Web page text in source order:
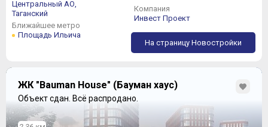
Центральный АО,
Таганский
Ближайшее метро
Площадь Ильича
Компания
Инвест Проект
На страницу Новостройки
ЖК "Bauman House" (Бауман хаус)
Объект сдан. Всё распродано.